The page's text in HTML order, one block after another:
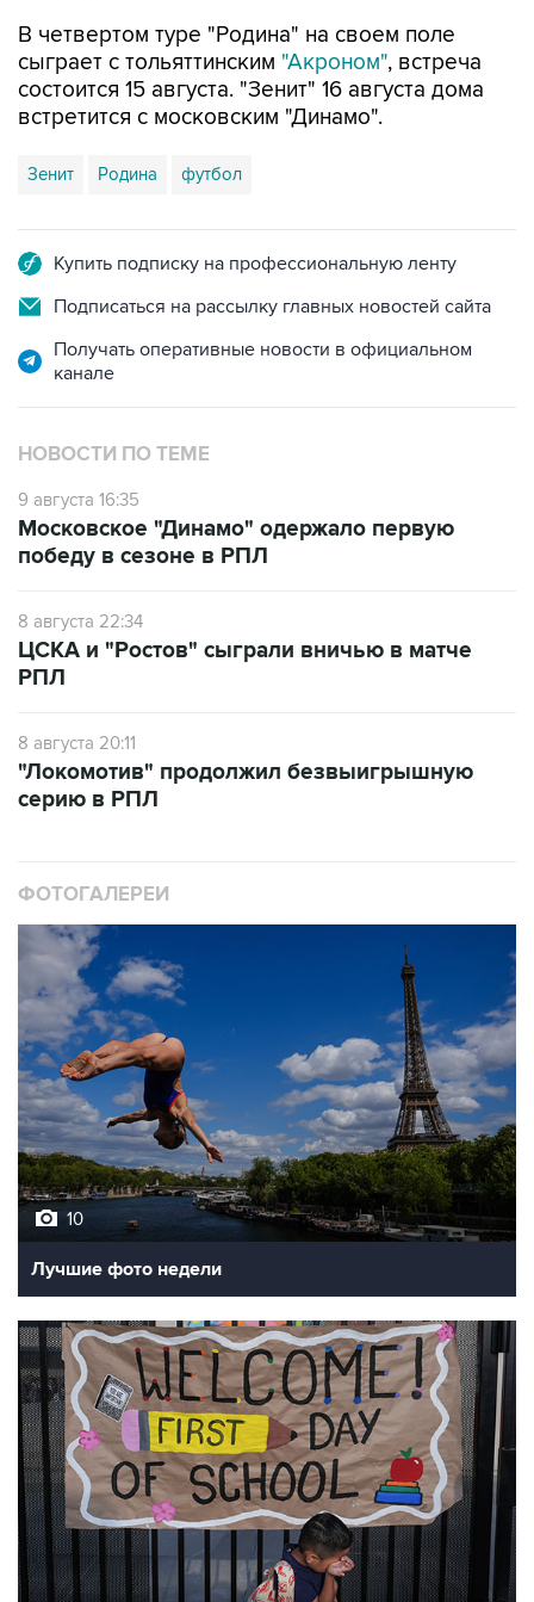
В четвертом туре "Родина" на своем поле
сыграет с тольяттинским "Акроном", встреча
состоится 15 августа. "Зенит" 16 августа дома
встретится с московским "Динамо".
Зенит Родина футбол
Купить подписку на профессиональную ленту
Подписаться на рассылку главных новостей сайта
Получать оперативные новости в официальном
канале
НОВОСТИ ПО ТЕМЕ
9 августа 16:35
Московское "Динамо" одержало первую
победу в сезоне в РПЛ
8 августа 22:34
ЦСКА и "Ростов" сыграли вничью в матче
РПЛ
8 августа 20:11
"Локомотив" продолжил безвыигрышную
серию в РПЛ
ФОТОГАЛЕРЕИ
10
Лучшие фото недели